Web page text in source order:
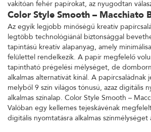
vakítóan fehér papírokat, az nyugodtan
Color Style Smooth – Macchiato
Az egyik legjobb minőségű kreatív
legtöbb technológiánál biztonsággal
tapintású kreatív alapanyag, amely
felülettel rendelkezik. A papír megfelelő
tapintható prégelési mélységet, de
alkalmas alternatívát kínál. A papírcsaládnak
melyből 9 szín világos tónusú, azaz digitális
alkalmas színalap. Color Style Smooth –
Valóban egy kellemes tejeskávénak
digitális nyomtatásra alkalmas színmélységet